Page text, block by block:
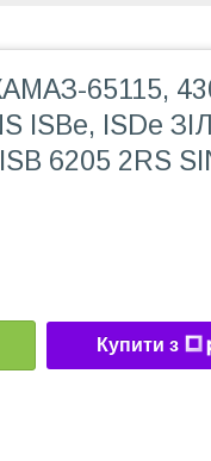
65115,
ISBe, ISDe
6205 2RS
Купити з